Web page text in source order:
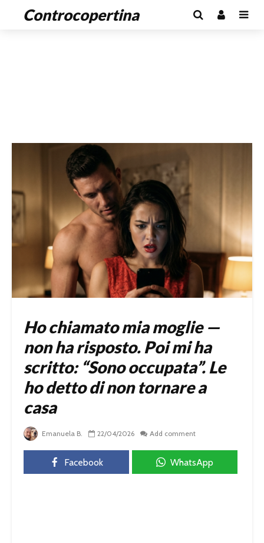
Controcopertina
Ho chiamato mia moglie —
non ha risposto. Poi mi ha
scritto: “Sono occupata”. Le
ho detto di non tornare a
casa
Emanuela B. 22/04/2026 Add comment
Facebook WhatsApp